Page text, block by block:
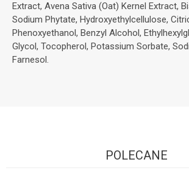
Extract, Avena Sativa (Oat) Kernel Extract,
Sodium Phytate, Hydroxyethylcellulose,
Phenoxyethanol, Benzyl Alcohol,
Glycol, Tocopherol, Potassium Sorbate,
Farnesol.
POLECANE